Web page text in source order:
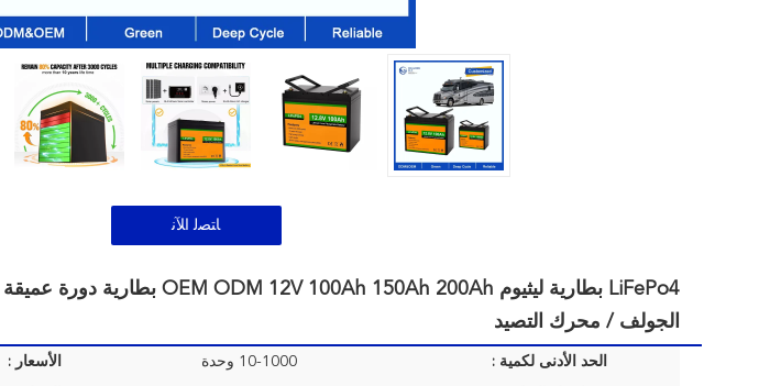
ﺎﺘﺼﻟ ﺍﻶﻧ
الجولف / محرك التصيد
الحد الأدنى لكمية : 10-1000 وحدة الأسعار :